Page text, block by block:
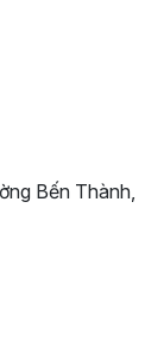
Bến Thành,